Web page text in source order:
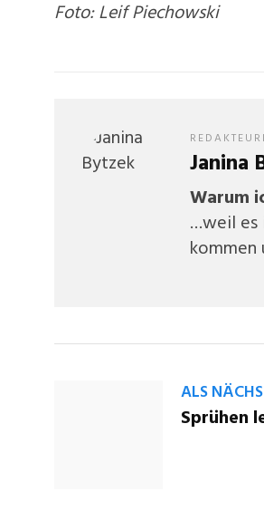
Foto: Leif Piechowski
Janina
Warum
…weil es
kommen
ALS
Sprühen